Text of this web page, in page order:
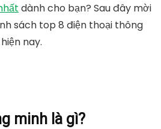
dành cho bạn? Sau đây mời
sách top 8 điện thoại thông
nay.
minh là gì?